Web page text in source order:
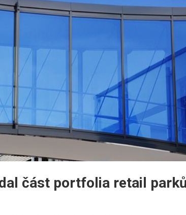
část portfolia retail